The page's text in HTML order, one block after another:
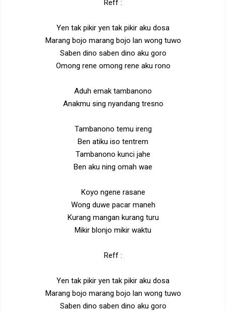
Reff :
Yen tak pikir yen tak pikir aku dosa
Marang bojo marang bojo lan wong tuwo
Saben dino saben dino aku goro
Omong rene omong rene aku rono
Aduh emak tambanono
Anakmu sing nyandang tresno
Tambanono temu ireng
Ben atiku iso tentrem
Tambanono kunci jahe
Ben aku ning omah wae
Koyo ngene rasane
Wong duwe pacar maneh
Kurang mangan kurang turu
Mikir blonjo mikir waktu
Reff :
Yen tak pikir yen tak pikir aku dosa
Marang bojo marang bojo lan wong tuwo
Saben dino saben dino aku goro